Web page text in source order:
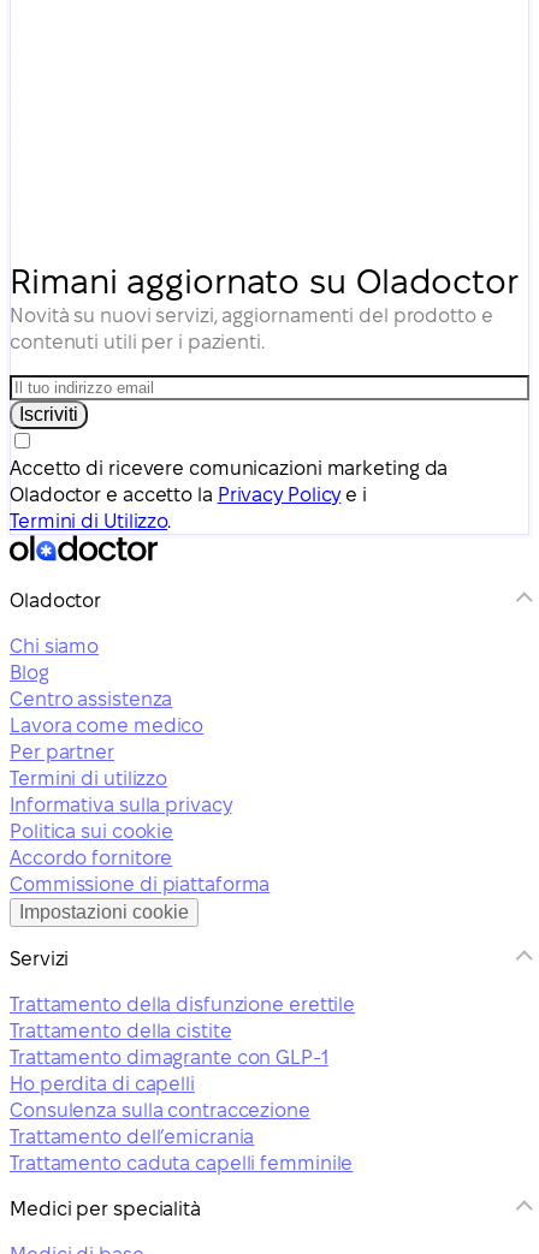
Rimani aggiornato su Oladoctor
Novità su nuovi servizi, aggiornamenti del prodotto e
contenuti utili per i pazienti.
Iscriviti
Accetto di ricevere comunicazioni marketing da
Oladoctor e accetto la Privacy Policye i
Termini di Utilizzo.
Oladoctor
Chi siamo
Blog
Centro assistenza
Lavora come medico
Per partner
Termini di utilizzo
Informativa sulla privacy
Politica sui cookie
Accordo fornitore
Commissione di piattaforma
Impostazioni cookie
Servizi
Trattamento della disfunzione erettile
Trattamento della cistite
Trattamento dimagrante con GLP-1
Ho perdita di capelli
Consulenza sulla contraccezione
Trattamento dell’emicrania
Trattamento caduta capelli femminile
Medici per specialità